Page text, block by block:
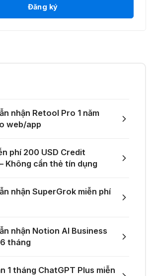
dẫn reset Supergrok
của Suno và Udio
video thử đồ thời trang chỉ
07 2026
như mọi API AI miễn phí
nhận thêm 1 tháng ChatGPT
miễn phí
công việc
Firebase Studio - Xây dựng
dụng toàn diện
AI: Tự động hóa thông
cho lập trình viên
Đăng ký
nhận Retool Pro 1 năm
web/app
phí 200 USD Credit
Không cần thẻ tín dụng
nhận SuperGrok miễn phí
nhận Notion AI Business
tháng
1 tháng ChatGPT Plus miễn